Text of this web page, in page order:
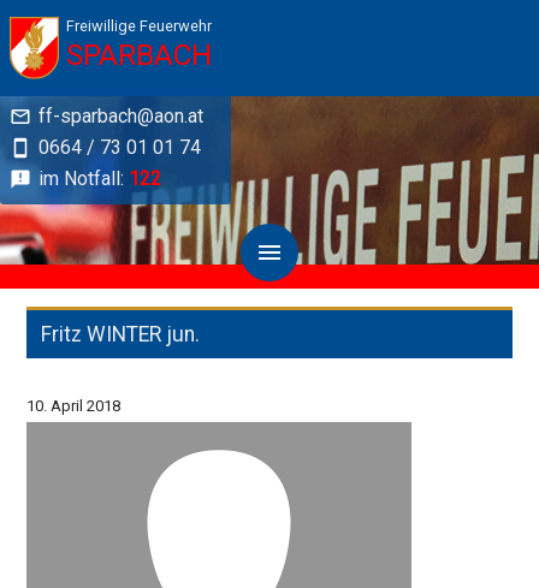
Freiwillige Feuerwehr
SPARBACH
ff-sparbach@aon.at
0664 / 73 01 01 74
im Notfall: 122
Fritz WINTER jun.
10. April 2018